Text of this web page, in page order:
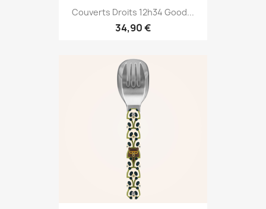
Couverts Droits 12h34 Good...
34,90 €